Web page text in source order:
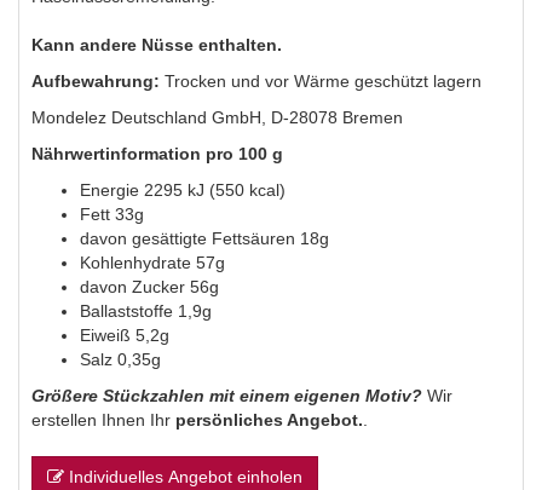
Kann andere Nüsse enthalten.
Aufbewahrung: Trocken und vor Wärme geschützt lagern
Mondelez Deutschland GmbH, D-28078 Bremen
Nährwertinformation pro 100 g
Energie 2295 kJ (550 kcal)
Fett 33g
davon gesättigte Fettsäuren 18g
Kohlenhydrate 57g
davon Zucker 56g
Ballaststoffe 1,9g
Eiweiß 5,2g
Salz 0,35g
Größere Stückzahlen mit einem eigenen Motiv? Wir
erstellen Ihnen Ihr persönliches Angebot.
Individuelles Angebot einholen